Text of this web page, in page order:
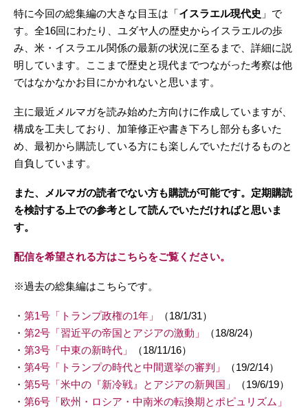
特に今回の総集編の大きな目玉は「イスラエル現代史 」で
す。全16回にわたり、ユダヤ人の歴史からイスラエルの歩
み、米・イスラエル関係の最新の状況に至るまで、詳細に説
明しています。ここまで歴史と現代までつながった考察は他
ではなかなかお目にかかれないと思います。
主に最近メルマガを読み始めた方向けに作成していますが、
構成を工夫しており、加筆修正や書き下ろし部分も多いた
め、最初から購読している方にも楽しんでいただけるものと
自負しています。
また、メルマガの読者でない方も購読が可能です。定期購読
を検討する上での参考として読んでいただければと思いま
す。
配信を希望される方はこちらをご覧ください。
※過去の総集編はこちらです。
・ 第1号「トランプ政権の1年」
（18/1/31）
・ 第2号「習近平の帝国とアジアの激動」
（18/8/24）
・ 第3号「中東の新時代」
（18/11/16）
・ 第4号「トランプの時代と中間選挙の審判」
（19/2/14）
・ 第5号「米中の『新冷戦』とアジアの新興国」
（19/6/19）
・ 第6号「欧州・ロシア・中南米の転換期とポピュリズム」